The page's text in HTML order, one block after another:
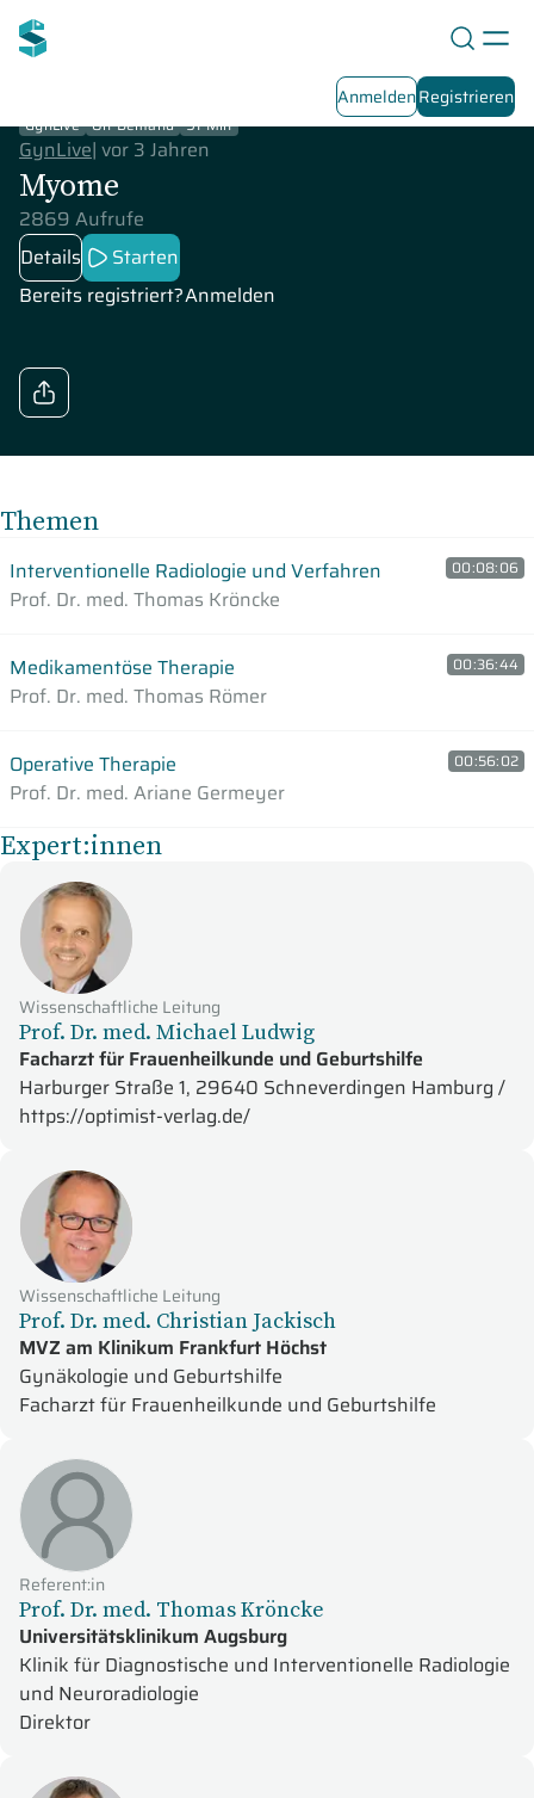
AnmeldenRegistrieren
GynLive On-Demand 91 Min
GynLive| vor 3 Jahren
Myome
2869 Aufrufe
Details
Starten
Bereits registriert?Anmelden
Themen
Interventionelle Radiologie und Verfahren
Prof. Dr. med. Thomas Kröncke
00:08:06
Medikamentöse Therapie
Prof. Dr. med. Thomas Römer
00:36:44
Operative Therapie
Prof. Dr. med. Ariane Germeyer
00:56:02
Expert:innen
Wissenschaftliche Leitung
Prof. Dr. med. Michael Ludwig
Facharzt für Frauenheilkunde und Geburtshilfe
Harburger Straße 1, 29640 Schneverdingen Hamburg /
https://optimist-verlag.de/
Wissenschaftliche Leitung
Prof. Dr. med. Christian Jackisch
MVZ am Klinikum Frankfurt Höchst
Gynäkologie und Geburtshilfe
Facharzt für Frauenheilkunde und Geburtshilfe
Referent:in
Prof. Dr. med. Thomas Kröncke
Universitätsklinikum Augsburg
Klinik für Diagnostische und Interventionelle Radiologie
und Neuroradiologie
Direktor